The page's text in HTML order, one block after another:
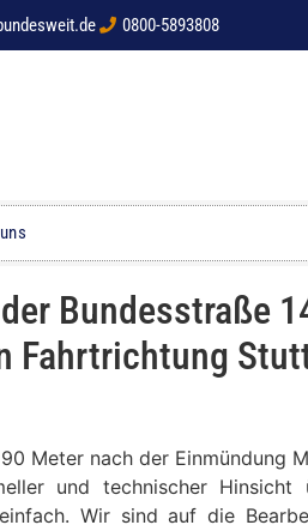
0800-5893808
Bundesstraße
Fahrtrichtung
Meter nach der Einmündung
und technischer Hinsicht
Wir sind auf die